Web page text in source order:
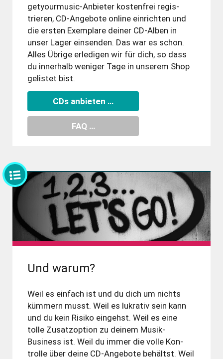
getyourmusic-Anbieter kosten­frei regis­
trieren, CD-Angebote online ein­richten und
die ersten Exem­plare deiner CD-Alben in
unser Lager ein­senden. Das war es schon.
Alles Übrige er­ledi­gen wir für dich, so dass
du inner­halb weniger Tage in unserem Shop
ge­listet bist.
CDs anbieten …
FAQ …
Und warum?
Weil es einfach ist und du dich um nichts
kümmern musst. Weil es lukra­tiv sein kann
und du kein Risiko ein­gehst. Weil es eine
tolle Zusatz­option zu deinem Musik-
Business ist. Weil du immer die volle Kon­
trolle über deine CD-Angebote behältst. Weil